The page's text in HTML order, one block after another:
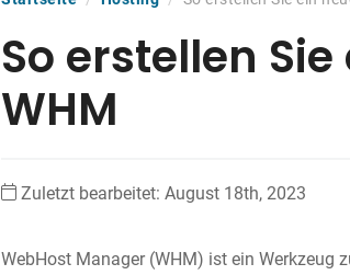
So erstellen
WHM
Zuletzt bearbeitet: August 18th, 2023
WebHost Manager (WHM) ist ein Werkzeug